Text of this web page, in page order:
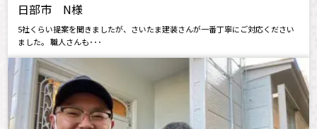
日部市 N様
5社くらい提案を聞きましたが、さいたま建装さんが一番丁寧にご対応ください
ました。 職人さんも･･･